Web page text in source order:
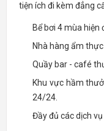
tiện ích đi kèm đẳng
Bể bơi 4 mùa hiện
Nhà hàng ẩm
Quầy bar - café
Khu vực hầm
24/24.
Đầy đủ các dịch